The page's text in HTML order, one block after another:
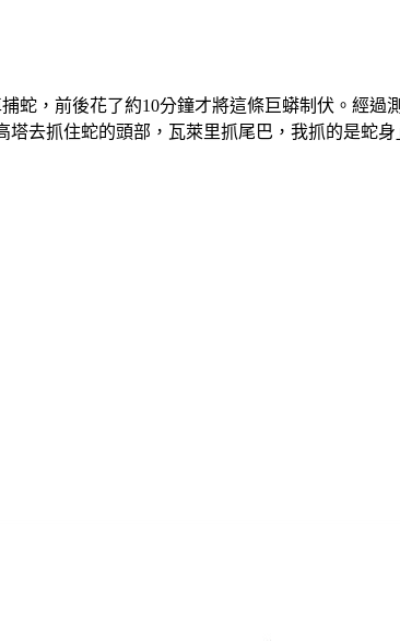
，前後花了約10分鐘才將這條巨蟒制伏。經過
去抓住蛇的頭部，瓦萊里抓尾巴，我抓的是蛇